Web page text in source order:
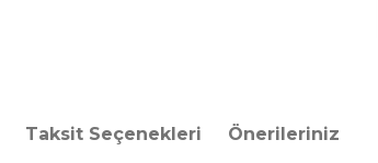
Taksit Seçenekleri Önerileriniz